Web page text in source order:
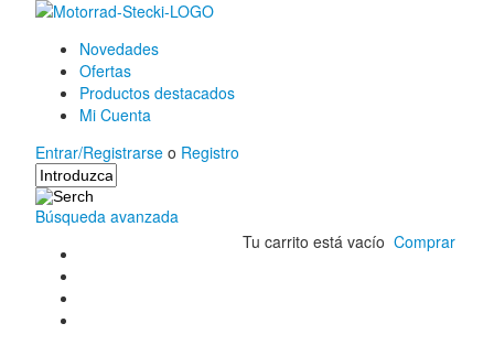
Novedades
Ofertas
Productos destacados
Mi Cuenta
Entrar/Registrarse o Registro
Búsqueda avanzada
Tu carrito está vacío Comprar